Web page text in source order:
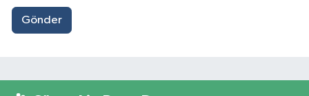
Gönder